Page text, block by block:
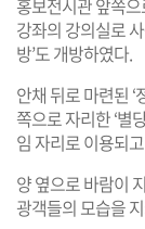
강좌의 강의실로
방’도 개방하였다.
안채 뒤로 마련된
쪽으로 자리한 ‘별
임 자리로 이용되
양 옆으로 바람이
광객들의 모습을